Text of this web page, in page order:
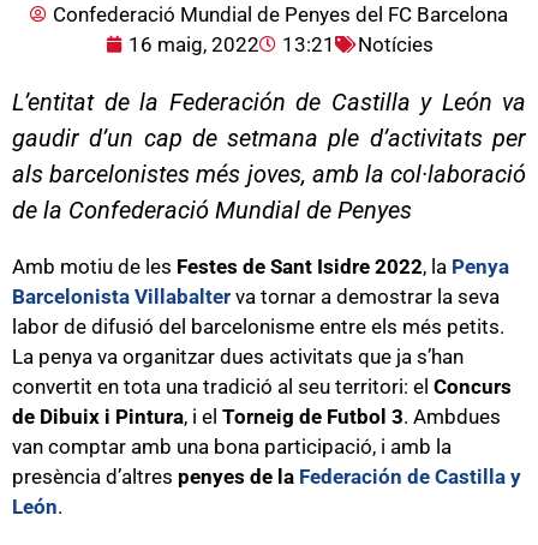
Confederació Mundial de Penyes del FC Barcelona
16 maig, 2022
13:21 Notícies
L’entitat de la Federación de Castilla y León va
gaudir d’un cap de setmana ple d’activitats per
als barcelonistes més joves, amb la col·laboració
de la Confederació Mundial de Penyes
Amb motiu de les Festes de Sant Isidre 2022, la Penya
Barcelonista Villabalter va tornar a demostrar la seva
labor de difusió del barcelonisme entre els més petits.
La penya va organitzar dues activitats que ja s’han
convertit en tota una tradició al seu territori: el Concurs
de Dibuix i Pintura, i el Torneig de Futbol 3. Ambdues
van comptar amb una bona participació, i amb la
presència d’altres penyes de la Federación de Castilla y
León.